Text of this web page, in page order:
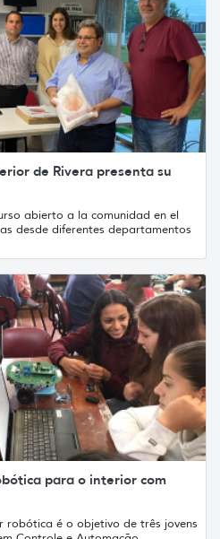
de Rivera presenta su
abierto a la comunidad en el
desde diferentes departamentos
para o interior com
robótica é o objetivo de três jovens